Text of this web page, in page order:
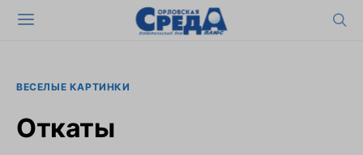
ВЕСЕЛЫЕ КАРТИНКИ
Откаты